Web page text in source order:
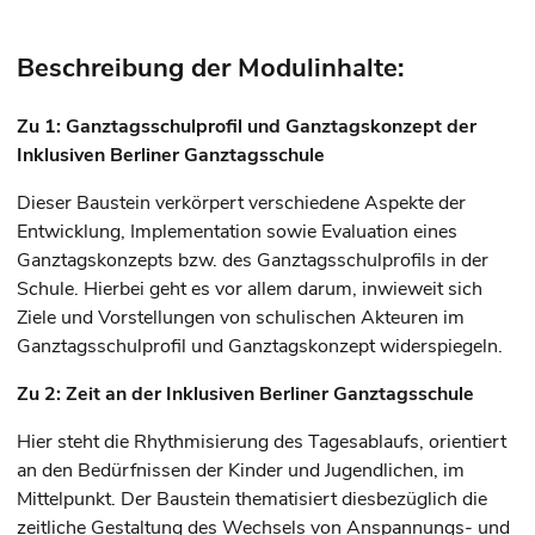
Beschreibung der Modulinhalte:
Zu 1: Ganztagsschulprofil und Ganztagskonzept der
Inklusiven Berliner Ganztagsschule
Dieser Baustein verkörpert verschiedene Aspekte der
Entwicklung, Implementation sowie Evaluation eines
Ganztagskonzepts bzw. des Ganztagsschulprofils in der
Schule. Hierbei geht es vor allem darum, inwieweit sich
Ziele und Vorstellungen von schulischen Akteuren im
Ganztagsschulprofil und Ganztagskonzept widerspiegeln.
Zu 2: Zeit an der Inklusiven Berliner Ganztagsschule
Hier steht die Rhythmisierung des Tagesablaufs, orientiert
an den Bedürfnissen der Kinder und Jugendlichen, im
Mittelpunkt. Der Baustein thematisiert diesbezüglich die
zeitliche Gestaltung des Wechsels von Anspannungs- und